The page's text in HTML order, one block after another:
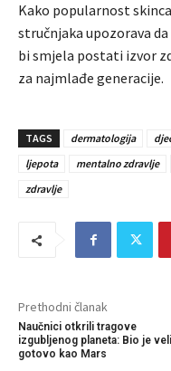
Kako popularnost
stručnjaka upozorava
bi smjela postati izvor
za najmlađe generacije.
TAGS dermatologija
ljepota
mentalno zdravlje
zdravlje
Prethodni članak
Naučnici otkrili tragove
izgubljenog planeta: Bio je
gotovo kao Mars